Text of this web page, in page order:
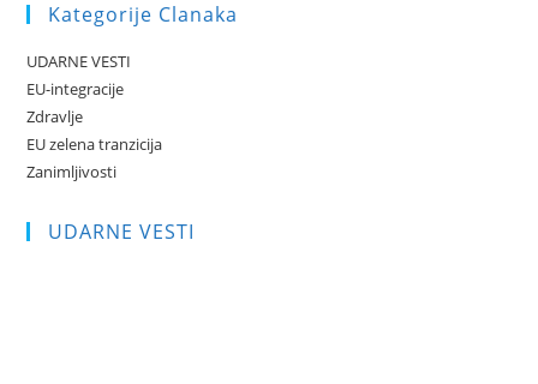
Kategorije Clanaka
UDARNE VESTI
EU-integracije
Zdravlje
EU zelena tranzicija
Zanimljivosti
UDARNE VESTI